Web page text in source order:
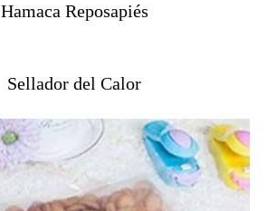
Hamaca Reposapiés
Sellador del Calor